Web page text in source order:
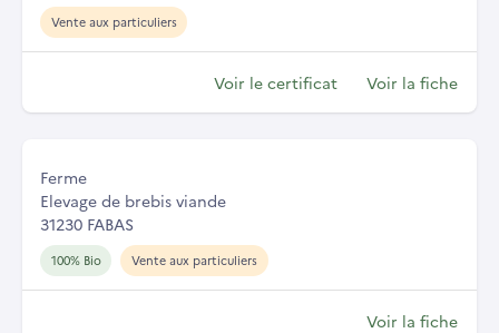
Vente aux particuliers
Voir le certificat Voir la fiche
Ferme
Elevage de brebis viande
31230 FABAS
100% Bio Vente aux particuliers
Voir la fiche